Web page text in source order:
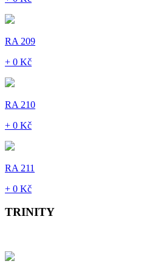
RA 209
+ 0 Kč
RA 210
+ 0 Kč
RA 211
+ 0 Kč
TRINITY